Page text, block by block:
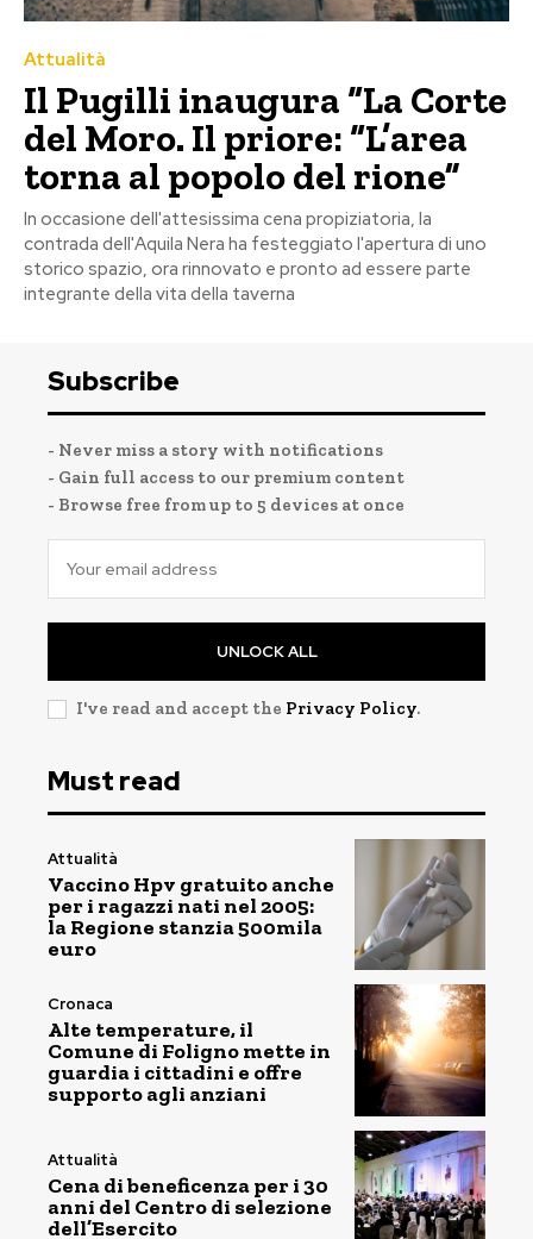
Attualità
Il Pugilli inaugura “La Corte
del Moro. Il priore: “L’area
torna al popolo del rione”
In occasione dell'attesissima cena propiziatoria, la
contrada dell'Aquila Nera ha festeggiato l'apertura di uno
storico spazio, ora rinnovato e pronto ad essere parte
integrante della vita della taverna
Subscribe
- Never miss a story with notifications
- Gain full access to our premium content
- Browse free from up to 5 devices at once
UNLOCK ALL
I've read and accept the Privacy Policy.
Must read
Attualità
Vaccino Hpv gratuito anche
per i ragazzi nati nel 2005:
la Regione stanzia 500mila
euro
Cronaca
Alte temperature, il
Comune di Foligno mette in
guardia i cittadini e offre
supporto agli anziani
Attualità
Cena di beneficenza per i 30
anni del Centro di selezione
dell’Esercito